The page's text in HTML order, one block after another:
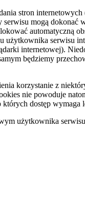
stron
mogą dokonać
automatyczną
serwisu
internetowej).
będziemy
korzystanie z
nie powoduje
dostęp wymaga
użytkownika